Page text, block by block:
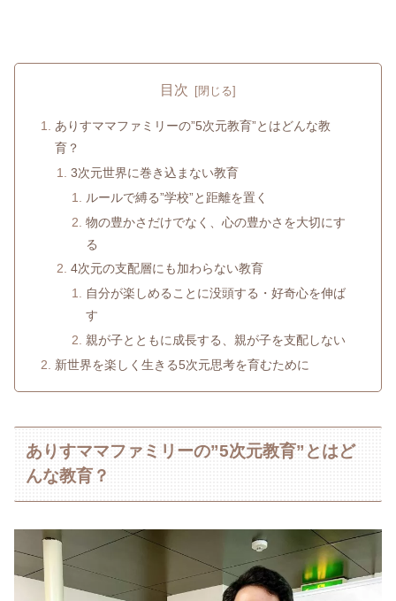
目次
ありすママファミリーの”5次元教育”とはどんな教
育？
3次元世界に巻き込まない教育
ルールで縛る”学校”と距離を置く
物の豊かさだけでなく、心の豊かさを大切にす
る
4次元の支配層にも加わらない教育
自分が楽しめることに没頭する・好奇心を伸ば
す
親が子とともに成長する、親が子を支配しない
新世界を楽しく生きる5次元思考を育むために
ありすママファミリーの”5次元教育”とはど
んな教育？